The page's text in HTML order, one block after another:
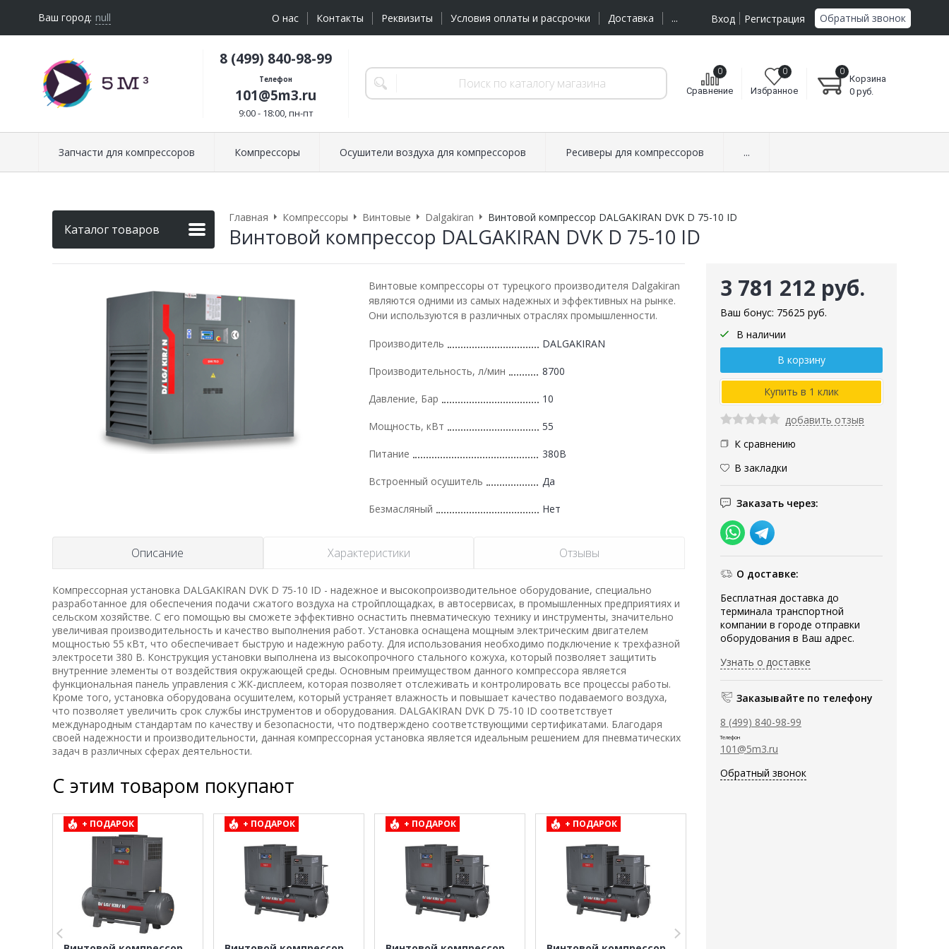
Ваш город: null О нас Контакты Реквизиты Условия оплаты и рассрочки Доставка ... Вход Регистрация Обратный звонок
8 (499) 840-98-99
Телефон
101@5m3.ru
9:00 - 18:00, пн-пт
Сравнение
0
Избранное
0
Корзина
0
0 руб.
Запчасти для компрессоров Компрессоры Осушители воздуха для компрессоров Ресиверы для компрессоров ...
Каталог товаров
Главная Компрессоры Винтовые Dalgakiran Винтовой компрессор DALGAKIRAN DVK D 75-10 ID
Винтовой компрессор DALGAKIRAN DVK D 75-10 ID
3 781 212 руб.
Ваш бонус: 75625 руб.
В наличии
добавить отзыв
К сравнению
В закладки
Заказать через:
О доставке:
Бесплатная доставка до
терминала транспортной
компании в городе отправки
оборудования в Ваш адрес.
Узнать о доставке
Заказывайте по телефону
8 (499) 840-98-99
Телефон
101@5m3.ru
Обратный звонок
Винтовые компрессоры от турецкого производителя Dalgakiran
являются одними из самых надежных и эффективных на рынке.
Они используются в различных отраслях промышленности.
Производитель DALGAKIRAN
Производительность, л/мин 8700
Давление, Бар 10
Мощность, кВт 55
Питание 380В
Встроенный осушитель Да
Безмасляный Нет
Описание Характеристики Отзывы
Компрессорная установка DALGAKIRAN DVK D 75-10 ID - надежное и высокопроизводительное оборудование, специально
разработанное для обеспечения подачи сжатого воздуха на стройплощадках, в автосервисах, в промышленных предприятиях и
сельском хозяйстве. С его помощью вы сможете эффективно оснастить пневматическую технику и инструменты, значительно
увеличивая производительность и качество выполнения работ. Установка оснащена мощным электрическим двигателем
мощностью 55 кВт, что обеспечивает быструю и надежную работу. Для использования необходимо подключение к трехфазной
электросети 380 В. Конструкция установки выполнена из высокопрочного стального кожуха, который позволяет защитить
внутренние элементы от воздействия окружающей среды. Основным преимуществом данного компрессора является
функциональная панель управления с ЖК-дисплеем, которая позволяет отслеживать и контролировать все процессы работы.
Кроме того, установка оборудована осушителем, который устраняет влажность и повышает качество подаваемого воздуха,
что позволяет увеличить срок службы инструментов и оборудования. DALGAKIRAN DVK D 75-10 ID соответствует
международным стандартам по качеству и безопасности, что подтверждено соответствующими сертификатами. Благодаря
своей надежности и производительности, данная компрессорная установка является идеальным решением для пневматических
задач в различных сферах деятельности.
С этим товаром покупают
+ ПОДАРОК + ПОДАРОК + ПОДАРОК + ПОДАРОК